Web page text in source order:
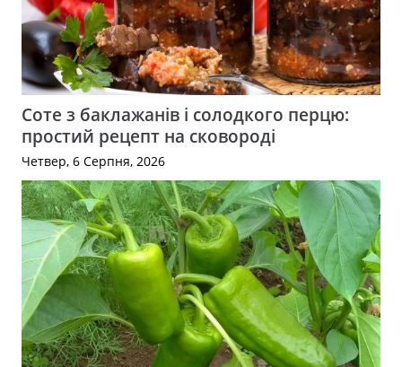
Соте з баклажанів і солодкого перцю:
простий рецепт на сковороді
Четвер, 6 Серпня, 2026